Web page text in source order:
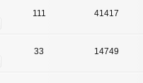
111 41417
33 14749